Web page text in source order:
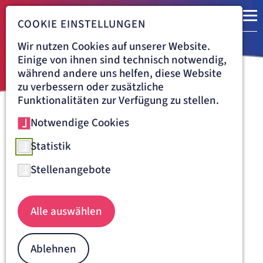
Navigationspfad
KLINIK VINCENTINUM AUGSBURG KARRIERE
Arbeitgeberleistungen für den
Ärztlichen Dienst in der Klinik
Vincentinum
COOKIE EINSTELLUNGEN
Wir nutzen Cookies auf unserer Website.
Einige von ihnen sind technisch notwendig,
während andere uns helfen, diese Website
zu verbessern oder zusätzliche
Funktionalitäten zur Verfügung zu stellen.
Notwendige Cookies
Statistik
Stellenangebote
Alle auswählen
Ablehnen